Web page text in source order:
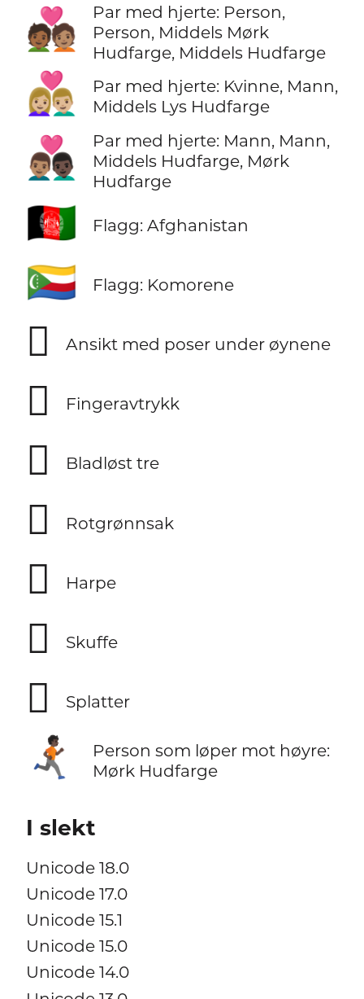
🧑🏾‍❤️‍🧑🏽
Par med hjerte: Person,
Person, Middels Mørk
Hudfarge, Middels Hudfarge
👩🏼‍❤️‍👨🏼
Par med hjerte: Kvinne, Mann,
Middels Lys Hudfarge
👨🏽‍❤️‍👨🏿
Par med hjerte: Mann, Mann,
Middels Hudfarge, Mørk
Hudfarge
🇦🇫 Flagg: Afghanistan
🇰🇲 Flagg: Komorene
🫩 Ansikt med poser under øynene
🫆 Fingeravtrykk
🪾 Bladløst tre
🫜 Rotgrønnsak
🪉 Harpe
🪏 Skuffe
🫟 Splatter
🏃🏿‍➡️
Person som løper mot høyre:
Mørk Hudfarge
I slekt
Unicode 18.0
Unicode 17.0
Unicode 15.1
Unicode 15.0
Unicode 14.0